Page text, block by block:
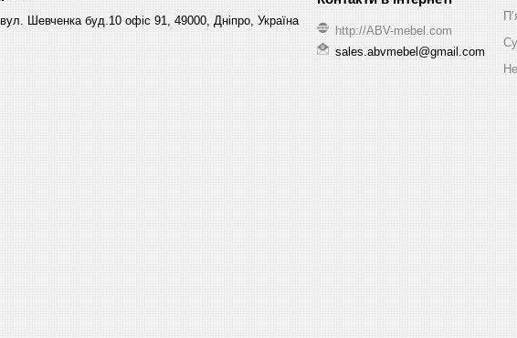
вул. Шевченка буд.10 офіс 91, 49000, Дніпро, Україна
http://ABV-mebel.com
sales.abvmebel@gmail.com